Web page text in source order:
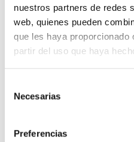
nuestros partners de redes
web, quienes pueden
que les haya proporcionado
partir del uso que haya
Necesarias
Preferencias
encimera de madera
Salgar Attila
120 cm con 4 cajones,
suspendido con tapa del
mismo color que el mueble
499,98€640,92€